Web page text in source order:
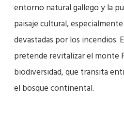
entorno natural gallego y la
paisaje cultural,
devastadas por los incendios.
pretende revitalizar el monte
biodiversidad, que transita
el bosque continental.